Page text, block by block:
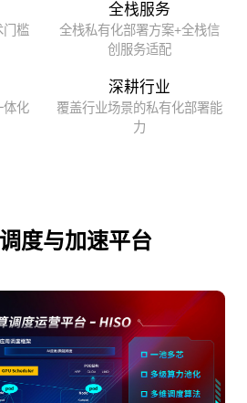
门槛
全栈服务
全栈私有化部署方案+全栈信
创服务适配
体化
深耕行业
覆盖行业场景的私有化部署能
力
度与加速平台